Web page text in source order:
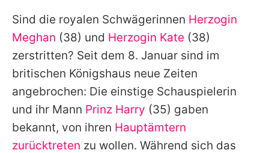
Impressum
Datenschutzerklärung
Nutzungsbedingungen
Utiq verwalten
Sind die royalen Schwägerinnen Herzogin
Meghan (38) und Herzogin Kate (38)
zerstritten? Seit dem 8. Januar sind im
britischen Königshaus neue Zeiten
angebrochen: Die einstige Schauspielerin
und ihr Mann Prinz Harry (35) gaben
bekannt, von ihren Hauptämtern
zurücktreten zu wollen. Während sich das